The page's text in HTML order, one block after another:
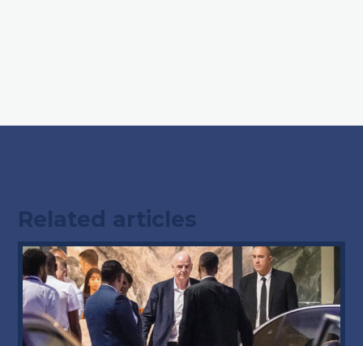
Related articles